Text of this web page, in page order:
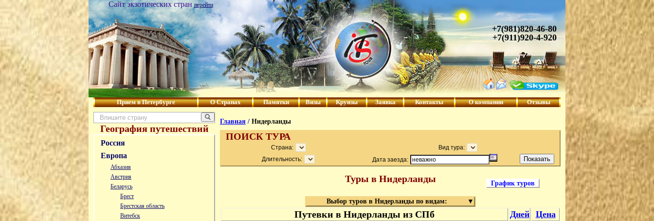
Сайт экзотических странперейти
+7(981)820-46-80
+7(911)920-4-920
Прием в Петербурге О Странах Памятки Визы Круизы Заявка Контакты О компании Отзывы
География путешествий
Россия
Европа
Абхазия
Австрия
Беларусь
Брест
Брестская область
Витебск
Главная / Нидерланды
ПОИСК ТУРА
Страна:
Вид тура:
Длительность:
Дата заезда:
Туры в Нидерланды График туров
Выбор туров в Нидерланды по видам: ▼
Путевки в Нидерланды из СПб Дней
Цена